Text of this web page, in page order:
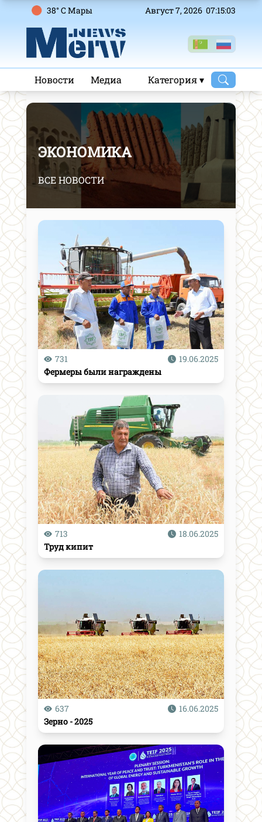
38° C Mары Август 7, 2026 07:15:04
Новости Медиа Категория ▾
ЭКОНОМИКА
ВСЕ НОВОСТИ
731
19.06.2025
Фермеры были награждены
713
18.06.2025
Труд кипит
637
16.06.2025
Зерно - 2025